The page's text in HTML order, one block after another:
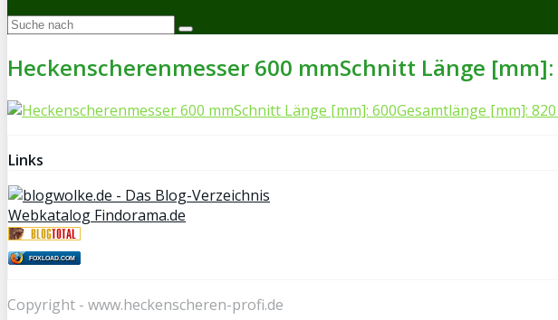
Heckenscherenmesser 600 mmSchnitt Länge
Links
Webkatalog Findorama.de
FOXLOAD.COM
Copyright - www.heckenscheren-profi.de